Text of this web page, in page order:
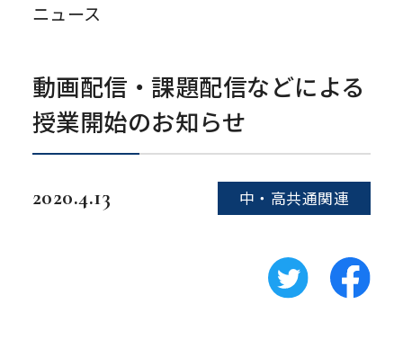
ニュース
動画配信・課題配信などによる
授業開始のお知らせ
2020.4.13 中・高共通関連